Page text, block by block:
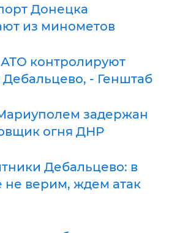
Донецка
из минометов
контролируют
- Генштаб
задержан
огня ДНР
Дебальцево: в
верим, ждем атак